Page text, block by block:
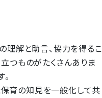
理解と助言、協力を得るこ
つものがたくさんありま
育の知見を一般化して共